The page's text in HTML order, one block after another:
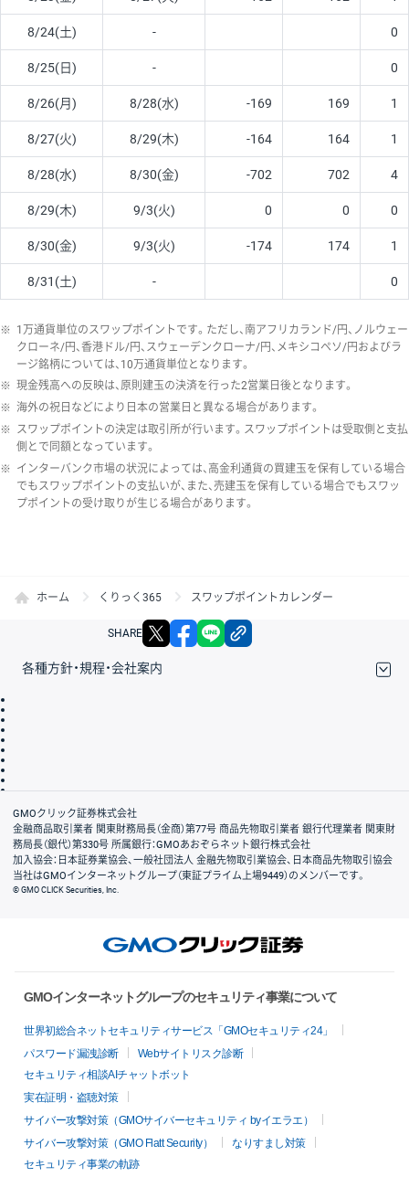
8/24(土) - 0
8/25(日) - 0
8/26(月) 8/28(水) -169 169 1
8/27(火) 8/29(木) -164 164 1
8/28(水) 8/30(金) -702 702 4
8/29(木) 9/3(火) 0 0 0
8/30(金) 9/3(火) -174 174 1
8/31(土) - 0
※ 1万通貨単位のスワップポイントです。ただし、南アフリカランド/円、ノルウェー
クローネ/円、香港ドル/円、スウェーデンクローナ/円、メキシコペソ/円およびラ
ージ銘柄については、10万通貨単位となります。
※ 現金残高への反映は、原則建玉の決済を行った2営業日後となります。
※ 海外の祝日などにより日本の営業日と異なる場合があります。
※ スワップポイントの決定は取引所が行います。スワップポイントは受取側と支払
側とで同額となっています。
※ インターバンク市場の状況によっては、高金利通貨の買建玉を保有している場合
でもスワップポイントの支払いが、また、売建玉を保有している場合でもスワッ
プポイントの受け取りが生じる場合があります。
ホーム くりっく365 スワップポイントカレンダー
SHARE X facebook
各種方針・規程・会社案内
会社案内
GMOクリック証券株式会社
金融商品取引業者 関東財務局長（金商）第77号 商品先物取引業者 銀行代理業者 関東財
務局長（銀代）第330号 所属銀行：GMOあおぞらネット銀行株式会社
加入協会：日本証券業協会、一般社団法人 金融先物取引業協会、日本商品先物取引協会
当社はGMOインターネットグループ（東証プライム上場9449）のメンバーです。
© GMO CLICK Securities, Inc.
GMOインターネットグループのセキュリティ事業について
世界初総合ネットセキュリティサービス「GMOセキュリティ24」
パスワード漏洩診断
Webサイトリスク診断
セキュリティ相談AIチャットボット
実在証明・盗聴対策
サイバー攻撃対策（GMOサイバーセキュリティ byイエラエ）
サイバー攻撃対策（GMO Flatt Security）
なりすまし対策
セキュリティ事業の軌跡